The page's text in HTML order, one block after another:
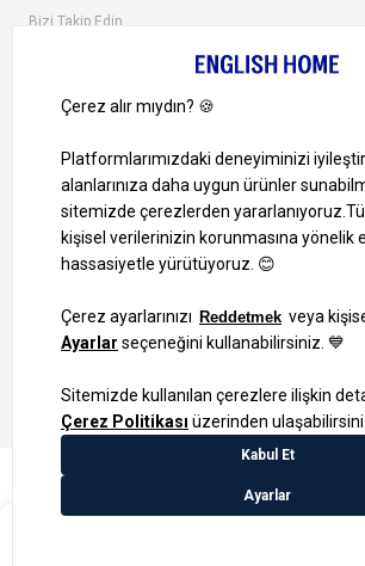
Bizi Takip Edin
1000 TL ve Üzeri Alışverişlerinizde Kargo Bedava!
Bilgi Toplum Hizmetleri
KVKK Veri İşleme Politikamız
Site Haritası